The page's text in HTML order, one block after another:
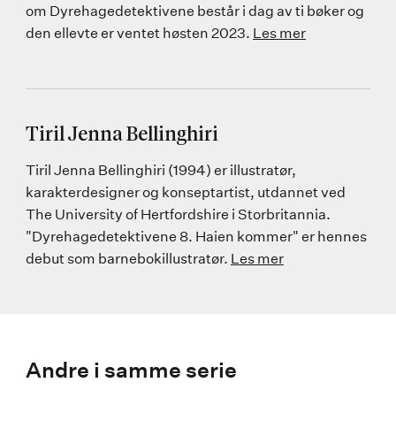
om Dyrehagedetektivene består i dag av ti bøker og
den ellevte er ventet høsten 2023. Les mer
Tiril Jenna Bellinghiri
Tiril Jenna Bellinghiri (1994) er illustratør,
karakterdesigner og konseptartist, utdannet ved
The University of Hertfordshire i Storbritannia.
"Dyrehagedetektivene 8. Haien kommer" er hennes
debut som barnebokillustratør. Les mer
Andre i samme serie